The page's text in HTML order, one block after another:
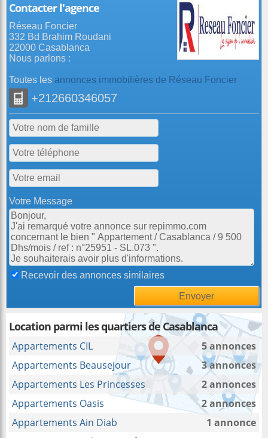
Contacter l'agence
Réseau Foncier
332 Bd Brahim Roudani
22000 Casablanca
Nous parlons :
Toutes les annonces immobilières de Réseau Foncier
+212660346057
Votre Message
Recevoir des annonces similaires
Location parmi les quartiers de Casablanca
Appartements CIL
5 annonces
Appartements Beausejour
3 annonces
Appartements Les Princesses
2 annonces
Appartements Oasis
2 annonces
Appartements Ain Diab
1 annonce